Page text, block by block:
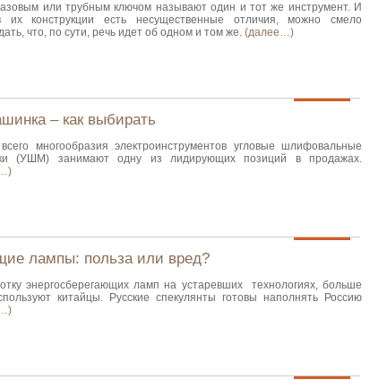
или трубным ключом называют один и тот же инструмент. И
их конструкции есть несущественные отличия, можно смело
что, по сути, речь идет об одном и том же. (далее…)
– как выбирать
многообразия электроинструментов угловые шлифовальные
(УШМ) занимают одну из лидирующих позиций в продажах.
лампы: польза или вред?
энергосберегающих ламп на устаревших технологиях, больше
китайцы. Русские спекулянты готовы наполнять Россию